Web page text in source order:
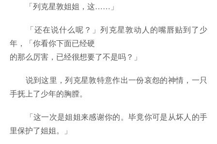
「列克星敦姐姐，这……」
「还在说什么呢？」列克星敦动人的嘴唇贴到了少
年，「你看你下面已经硬
的那么厉害，已经很想要了不是吗？」
说到这里，列克星敦特意作出一份哀怨的神情，一只
手抚上了少年的胸膛。
「这一次是姐姐来感谢你的。毕竟你可是从坏人的手
里保护了姐姐。」